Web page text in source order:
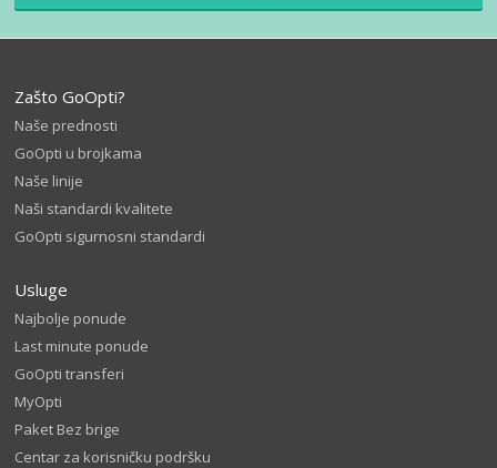
Zašto GoOpti?
Naše prednosti
GoOpti u brojkama
Naše linije
Naši standardi kvalitete
GoOpti sigurnosni standardi
Usluge
Najbolje ponude
Last minute ponude
GoOpti transferi
MyOpti
Paket Bez brige
Centar za korisničku podršku